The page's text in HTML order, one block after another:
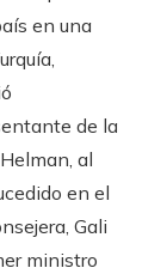
en una
de la
al
en el
Gali
ministro